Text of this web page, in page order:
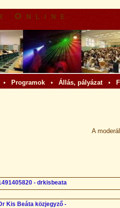
Online
• Programok • Állás, pályázat•
A
- drkisbeata
Kis Beáta közjegyző -